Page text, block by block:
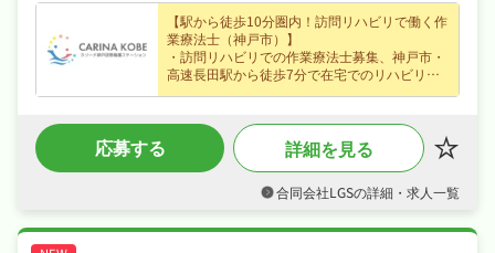
【駅から徒歩10分圏内！訪問リハビリで働く作
業療法士（神戸市）】
・訪問リハビリでの作業療法士募集、神戸市・
高速長田駅から徒歩7分で在宅でのリハビリ支
賞与あり・資格手当など各種手当・昇給ありな
ど好待遇で、腰を据えて長く活躍できます☆
・夏季休暇・リフレッシュ休暇など長期休暇も
年間休日118日なので、日勤のみでご家庭や趣
・社会保険完備、退職金制度あり、産休・育休
応募する 詳細を見る
合同会社LGSの詳細・求人一覧